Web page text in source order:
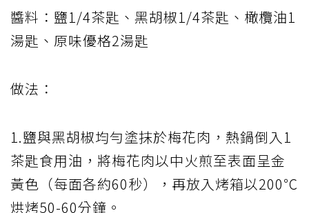
醬料：鹽1/4茶匙、黑胡椒1/4茶匙、橄欖油1
湯匙、原味優格2湯匙
做法：
1.鹽與黑胡椒均勻塗抹於梅花肉，熱鍋倒入1
茶匙食用油，將梅花肉以中火煎至表面呈金
黃色（每面各約60秒），再放入烤箱以200℃
烘烤50-60分鐘。